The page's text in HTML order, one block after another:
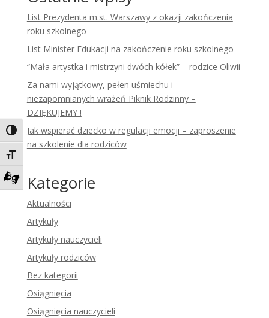
Toggle High Contrast
Toggle Font size
Zadzwoń do tłumacza języka migowego
List Prezydenta m.st. Warszawy z okazji zakończenia
roku szkolnego
List Minister Edukacji na zakończenie roku szkolnego
“Mała artystka i mistrzyni dwóch kółek” – rodzice Oliwii
Za nami wyjątkowy, pełen uśmiechu i
niezapomnianych wrażeń Piknik Rodzinny –
DZIĘKUJEMY !
Jak wspierać dziecko w regulacji emocji – zaproszenie
na szkolenie dla rodziców
Kategorie
Aktualności
Artykuły
Artykuły nauczycieli
Artykuły rodziców
Bez kategorii
Osiągnięcia
Osiągnięcia nauczycieli